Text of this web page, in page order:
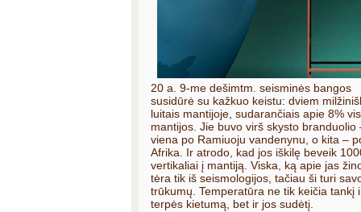
20 a. 9-me dešimtm. seisminės bangos
susidūrė su kažkuo keistu: dviem
luitais mantijoje, sudarančiais apie 8%
mantijos. Jie buvo virš skysto branduolio
viena po Ramiuoju vandenynu, o kita –
Afrika. Ir atrodo, kad jos iškilę beveik
vertikaliai į mantiją. Viska, ką apie jas
tėra tik iš seismologijos, tačiau ši turi
trūkumų. Temperatūra ne tik keičia tankį
terpės kietumą, bet ir jos sudėtį.